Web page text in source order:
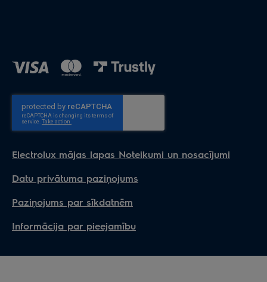
Electrolux mājas lapas Noteikumi un nosacījumi
Datu privātuma paziņojums
Paziņojums par sīkdatnēm
Informācija par pieejamību